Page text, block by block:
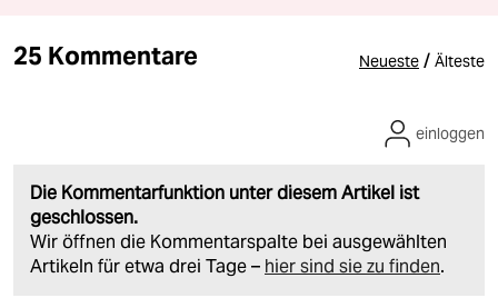
25 Kommentare Neueste / Älteste
Die Kommentarfunktion unter diesem Artikel ist
geschlossen.
Wir öffnen die Kommentarspalte bei ausgewählten
Artikeln für etwa drei Tage – hier sind sie zu finden.
einloggen